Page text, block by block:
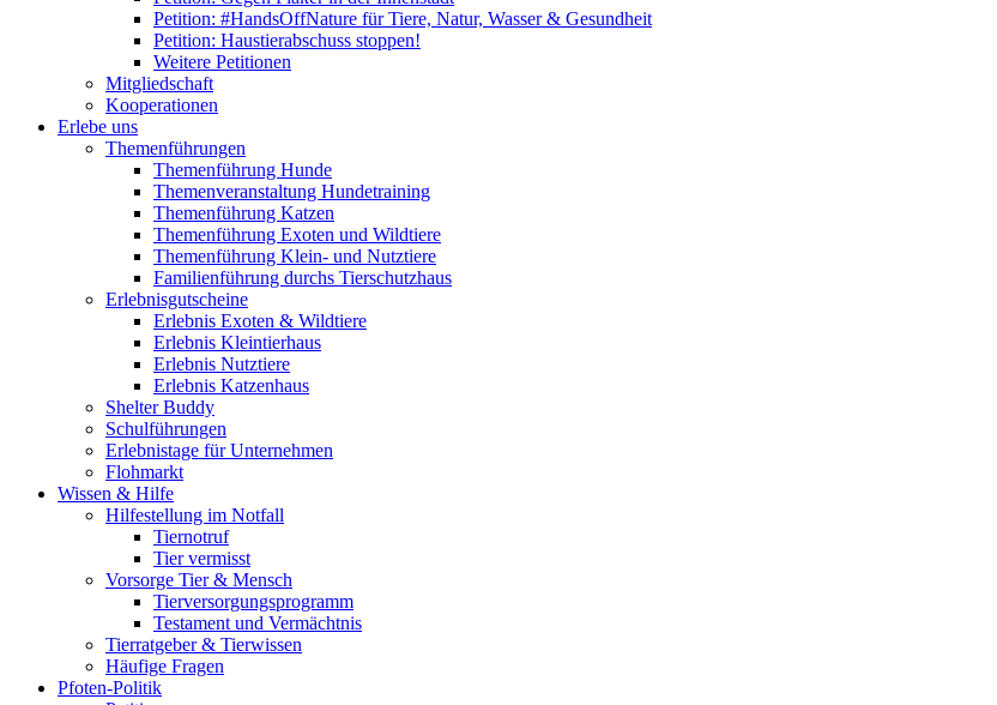
Petition: #HandsOffNature für Tiere, Natur, Wasser & Gesundheit
Petition: Haustierabschuss stoppen!
Weitere Petitionen
Mitgliedschaft
Kooperationen
Erlebe uns
Themenführungen
Themenführung Hunde
Themenveranstaltung Hundetraining
Themenführung Katzen
Themenführung Exoten und Wildtiere
Themenführung Klein- und Nutztiere
Familienführung durchs Tierschutzhaus
Erlebnisgutscheine
Erlebnis Exoten & Wildtiere
Erlebnis Kleintierhaus
Erlebnis Nutztiere
Erlebnis Katzenhaus
Shelter Buddy
Schulführungen
Erlebnistage für Unternehmen
Flohmarkt
Wissen & Hilfe
Hilfestellung im Notfall
Tiernotruf
Tier vermisst
Vorsorge Tier & Mensch
Tierversorgungsprogramm
Testament und Vermächtnis
Tierratgeber & Tierwissen
Häufige Fragen
Pfoten-Politik